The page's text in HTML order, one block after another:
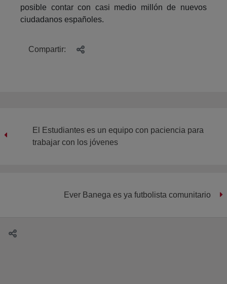
posible contar con casi medio millón de nuevos
ciudadanos españoles.
Compartir:
El Estudiantes es un equipo con paciencia para
trabajar con los jóvenes
Ever Banega es ya futbolista comunitario